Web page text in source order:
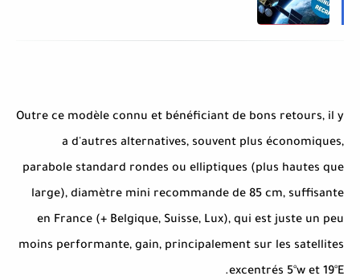
Outre ce modèle connu et bénéficiant de bons retours, il y
a d'autres alternatives, souvent plus économiques,
parabole standard rondes ou elliptiques (plus hautes que
large), diamètre mini recommande de 85 cm, suffisante
en France (+ Belgique, Suisse, Lux), qui est juste un peu
moins performante, gain, principalement sur les satellites
excentrés 5°w et 19°E.